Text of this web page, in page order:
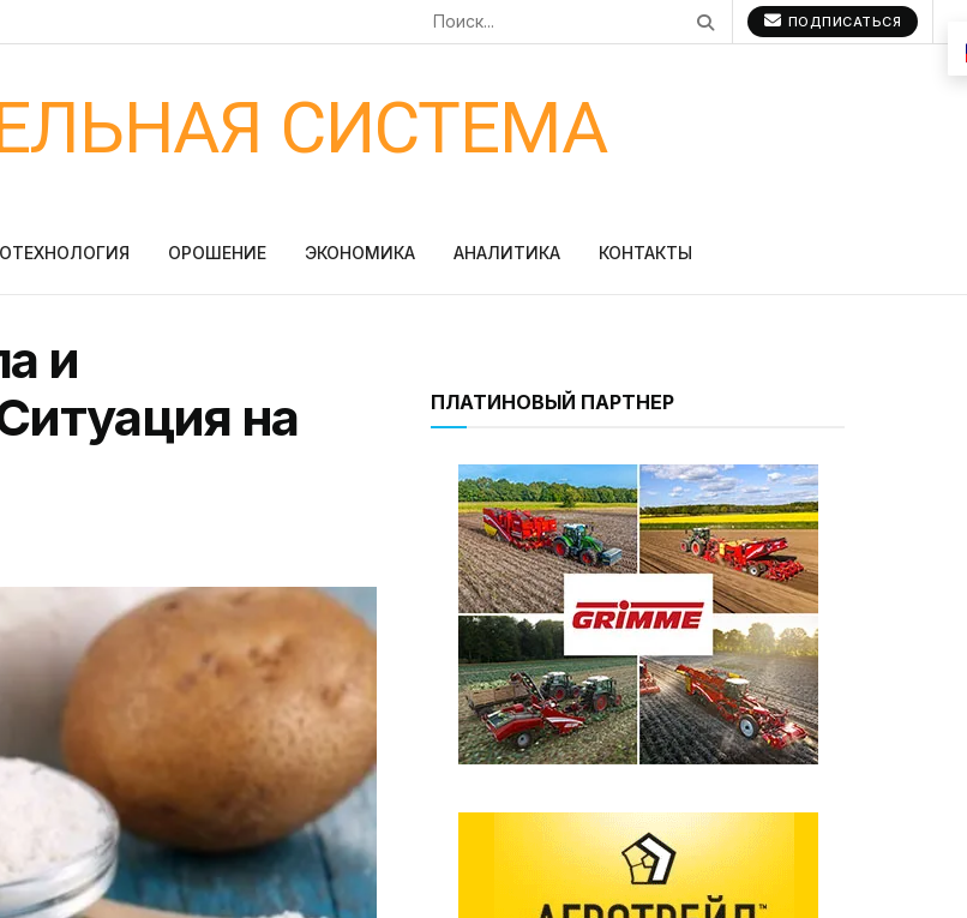
ПОДПИСАТЬСЯ
СИСТЕМА
ОРОШЕНИЕ ЭКОНОМИКА АНАЛИТИКА КОНТАКТЫ
и
на
ПЛАТИНОВЫЙ ПАРТНЕР